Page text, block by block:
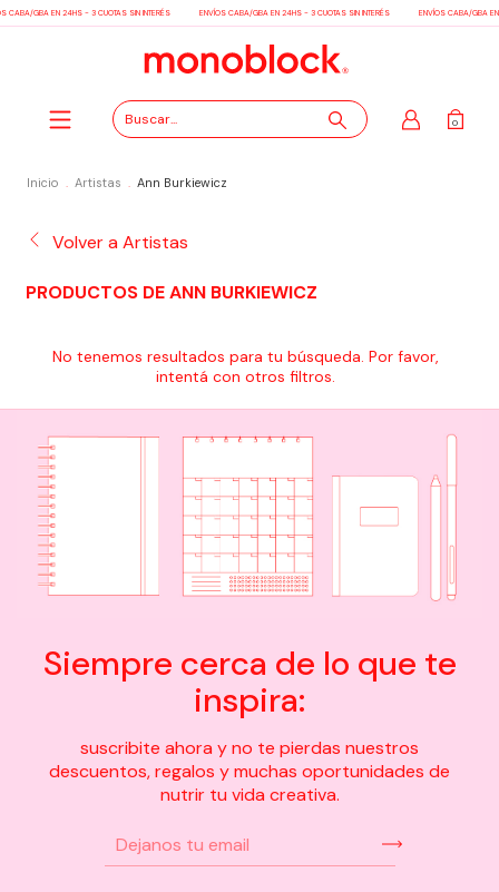
CABA/GBA EN 24HS - 3 CUOTAS SIN INTERÉS ENVÍOS CABA/GBA EN 24HS - 3 CUOTAS SIN INTERÉS ENVÍOS CABA/GBA
0
Inicio . Artistas . Ann Burkiewicz
Volver a Artistas
PRODUCTOS DE ANN BURKIEWICZ
No tenemos resultados para tu búsqueda. Por favor,
intentá con otros filtros.
Siempre cerca de lo que te
inspira:
suscribite ahora y no te pierdas nuestros
descuentos, regalos y muchas oportunidades de
nutrir tu vida creativa.